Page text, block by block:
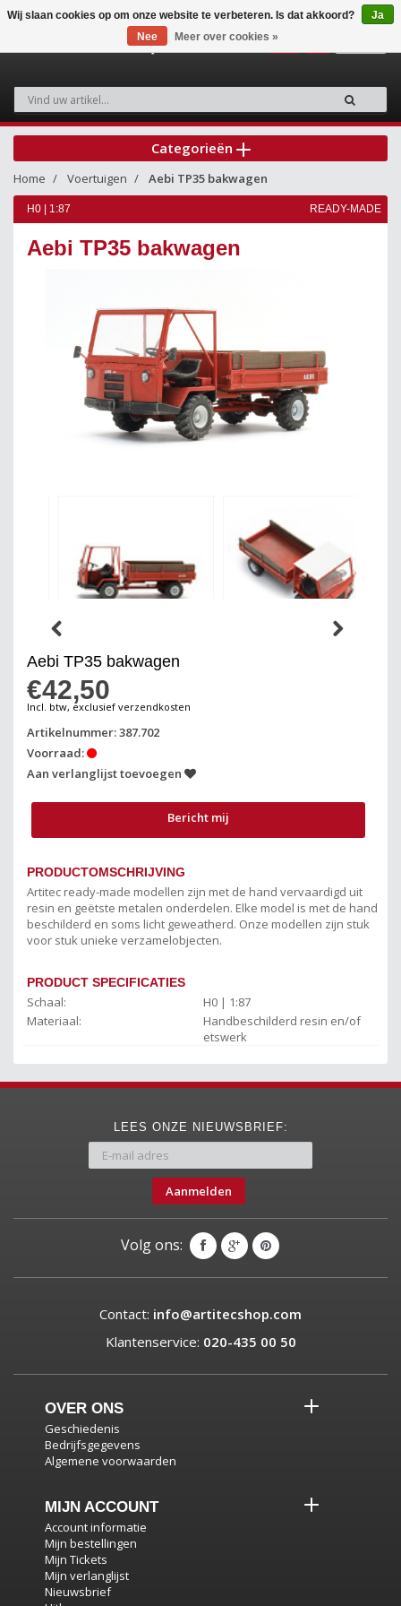
Categorieën
Home Voertuigen Aebi TP35 bakwagen
H0 | 1:87 READY-MADE
Aebi TP35 bakwagen
Aebi TP35 bakwagen
€42,50
Incl. btw, exclusief verzendkosten
Artikelnummer: 387.702
Voorraad:
Aan verlanglijst toevoegen
Bericht mij
PRODUCTOMSCHRIJVING
Artitec ready-made modellen zijn met de hand vervaardigd uit
resin en geëtste metalen onderdelen. Elke model is met de hand
beschilderd en soms licht geweatherd. Onze modellen zijn stuk
voor stuk unieke verzamelobjecten.
PRODUCT SPECIFICATIES
Schaal:
H0 | 1:87
Materiaal:
Handbeschilderd resin en/of
etswerk
LEES ONZE NIEUWSBRIEF:
Aanmelden
Volg ons:
Contact: info@artitecshop.com
Klantenservice: 020-435 00 50
OVER ONS
Geschiedenis
Bedrijfsgegevens
Algemene voorwaarden
MIJN ACCOUNT
Account informatie
Mijn bestellingen
Mijn Tickets
Mijn verlanglijst
Nieuwsbrief
Wij slaan cookies op om onze website te verbeteren. Is dat akkoord?
Ja
Nee
Meer over cookies »